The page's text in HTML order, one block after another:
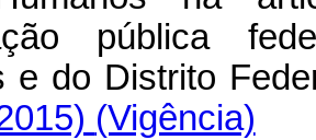
pública
e do Distrito
(Vigência)